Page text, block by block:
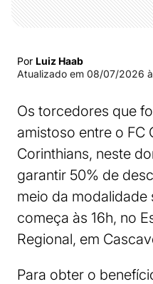
Por Luiz Haab
Atualizado em 08/07/2026
Os torcedores que
amistoso entre o FC
Corinthians, neste
garantir 50% de
meio da modalidade
começa às 16h, no
Regional, em
Para obter o